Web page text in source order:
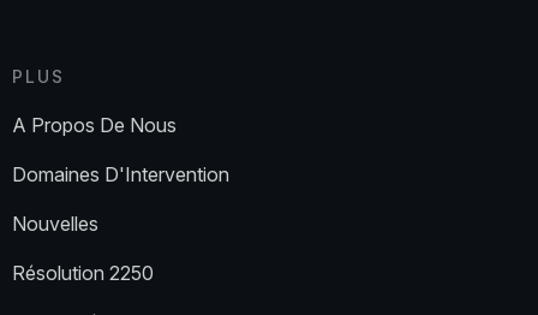
PLUS
A Propos De Nous
Domaines D'Intervention
Nouvelles
Résolution 2250